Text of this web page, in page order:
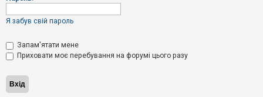
а
і
Т
м
и
б
Я забув свій пароль
Запам'ятати мене
Приховати моє перебування на форумі цього разу